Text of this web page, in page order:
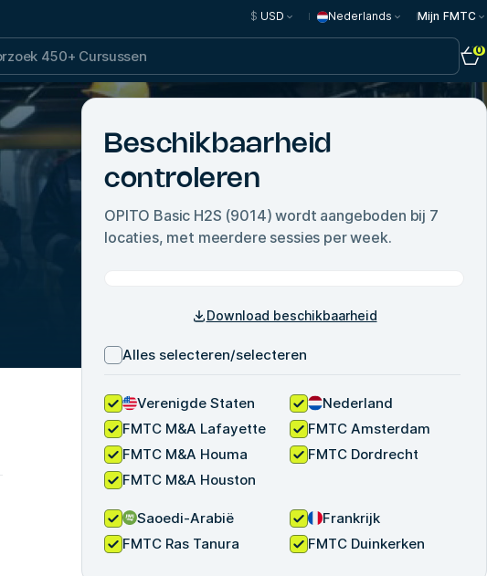
$ USD Nederlands Mijn FMTC
0
Beschikbaarheid
controleren
OPITO Basic H2S (9014) wordt aangeboden bij 7
locaties, met meerdere sessies per week.
Download beschikbaarheid
Alles selecteren/selecteren
Verenigde Staten
FMTC M&A Lafayette
FMTC M&A Houma
FMTC M&A Houston
Nederland
FMTC Amsterdam
FMTC Dordrecht
Saoedi-Arabië
FMTC Ras Tanura
Frankrijk
FMTC Duinkerken